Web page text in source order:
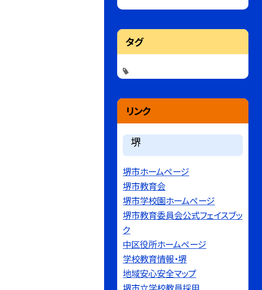
タグ
リンク
堺
堺市ホームページ
堺市教育会
堺市学校園ホームページ
堺市教育委員会公式フェイスブッ
ク
中区役所ホームページ
学校教育情報・堺
地域安心安全マップ